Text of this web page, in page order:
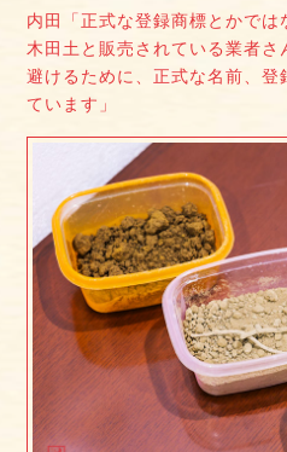
内田「正式な登録商標とかで
木田土と販売されている業者
避けるために、正式な名前、
ています」